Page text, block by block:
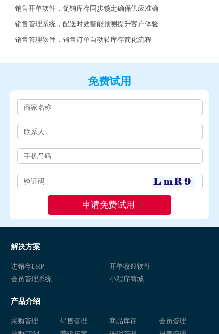
销售开单软件，促销库存同步锁定确保供应准确
销售管理系统，配送时效智能预测提升客户体验
销售管理软件，销售订单自动转库存简化流程
免费试用
解决方案
进销存ERP
开单收银软件
会员管理系统
小程序商城
产品介绍
采购管理 销售管理 商品库存
会员管理